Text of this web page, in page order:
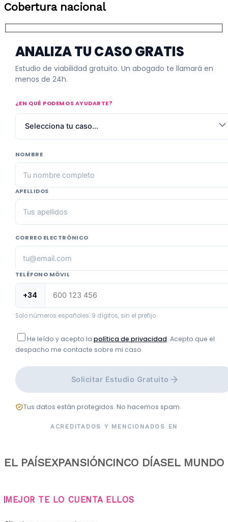
Cobertura nacional
ANALIZA TU CASO GRATIS
Estudio de viabilidad gratuito. Un abogado te llamará en
menos de 24h.
¿EN QUÉ PODEMOS AYUDARTE?
NOMBRE
APELLIDOS
CORREO ELECTRÓNICO
TELÉFONO MÓVIL
+34
Solo números españoles. 9 dígitos, sin el prefijo.
He leído y acepto la política de privacidad. Acepto que el
despacho me contacte sobre mi caso.
Solicitar Estudio Gratuito
Tus datos están protegidos. No hacemos spam.
ACREDITADOS Y MENCIONADOS EN
EL PAÍSEXPANSIÓNCINCO DÍASEL MUNDO
MEJOR TE LO CUENTA ELLOS